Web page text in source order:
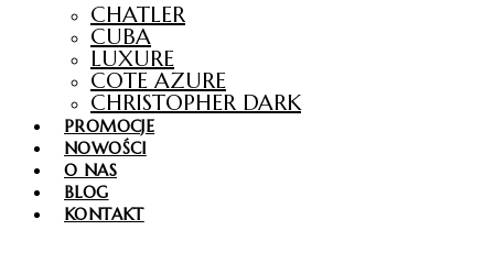
CHATLER
CUBA
LUXURE
COTE AZURE
CHRISTOPHER DARK
PROMOCJE
NOWOŚCI
O NAS
BLOG
KONTAKT